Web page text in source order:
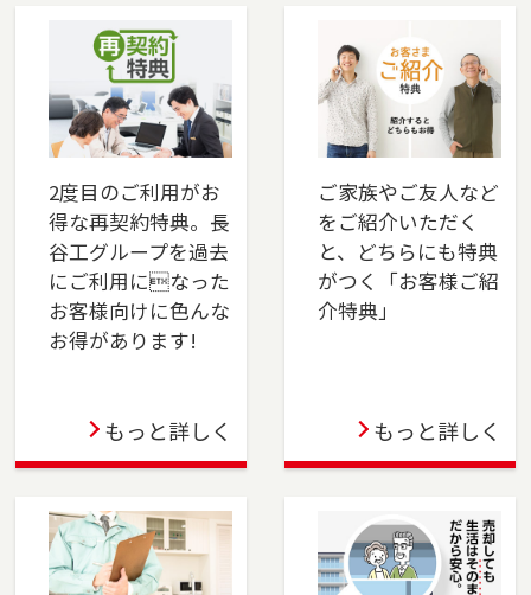
ださい。フリーダイアル（0120-552-875）より
お気軽にどうぞ！
2025-04-01
本社営業センター新宿チームを開設しました。
新宿区でお住まいのご売却、 ご購入をご検討の
方は、是非ご相談ください。 フリーダイアル
（0120-106-875）よりお気軽にどうぞ！
2025-03-31
この度、東戸塚店は3月31日をもって閉店する運
へ・戸塚区、瀬谷区、泉区のお問い合わせは湘
南営業センター（0120-875-051）へご連絡くだ
す。
2024-04-05
2度目のご利用がお
得な再契約特典。長
谷工グループを過去
にご利用になった
お客様向けに色んな
お得があります!
もっと詳しく
ご家族やご友人など
をご紹介いただく
と、どちらにも特典
がつく「お客様ご紹
介特典」
もっと詳しく